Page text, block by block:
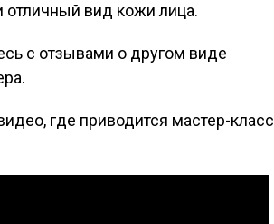
отличный вид кожи лица.
с отзывами о другом виде
где приводится мастер-класс